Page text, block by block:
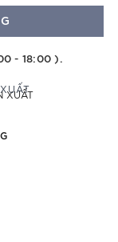
- 18:00 ).
XUẤT